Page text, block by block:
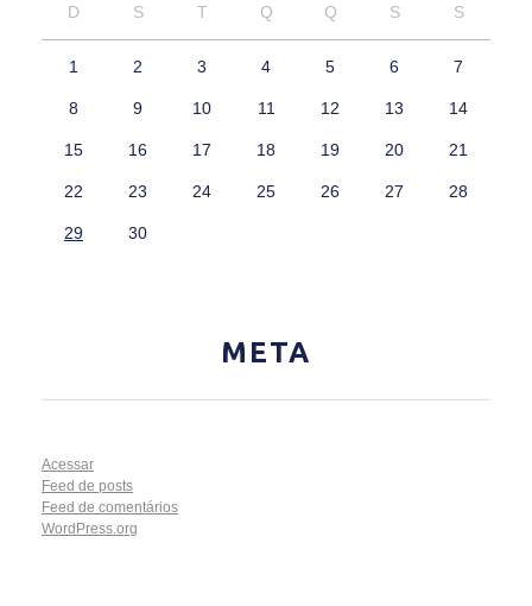
D S T Q Q S S
1 2 3 4 5 6 7
8 9 10 11 12 13 14
15 16 17 18 19 20 21
22 23 24 25 26 27 28
29 30
META
Acessar
Feed de posts
Feed de comentários
WordPress.org